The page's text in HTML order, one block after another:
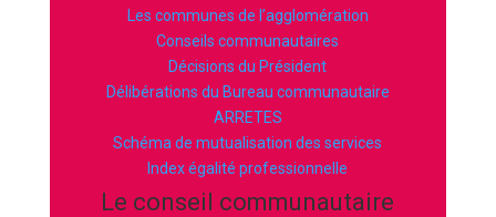
Les communes de l’agglomération
Conseils communautaires
Décisions du Président
Délibérations du Bureau communautaire
ARRETES
Schéma de mutualisation des services
Index égalité professionnelle
Le conseil communautaire